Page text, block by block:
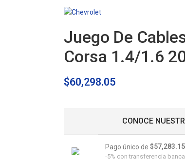
Juego De
Corsa 1.4/1.6
$60,298.05
CONOCE
Pago único de $57,283.15
-5% con transferencia